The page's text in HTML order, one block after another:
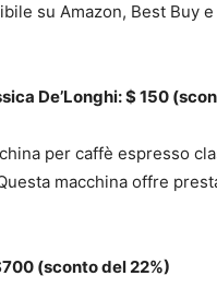
su Amazon, Best Buy
De’Longhi: $ 150
per caffè espresso
macchina offre
(sconto del 22%)